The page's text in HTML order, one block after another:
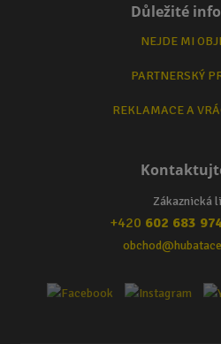
Důležité
NEJDE MI
PARTNERSKÝ
REKLAMACE A
Zákaznická
+420 602 683